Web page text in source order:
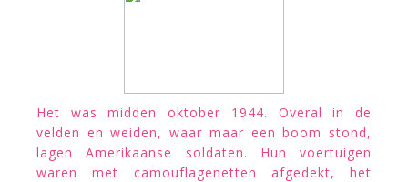
Het was midden oktober 1944. Overal in de
velden en weiden, waar maar een boom stond,
lagen Amerikaanse soldaten. Hun voertuigen
waren met camouflagenetten afgedekt, het